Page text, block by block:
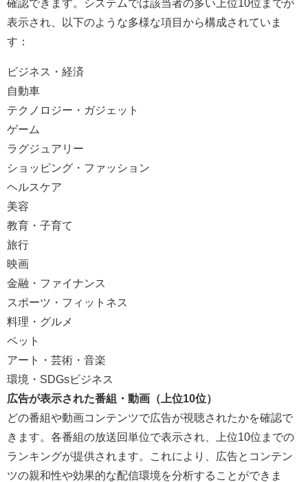
確認できます。システムでは該当者の多い上位10位までが
表示され、以下のような多様な項目から構成されていま
す：
ビジネス・経済
自動車
テクノロジー・ガジェット
ゲーム
ラグジュアリー
ショッピング・ファッション
ヘルスケア
美容
教育・子育て
旅行
映画
金融・ファイナンス
スポーツ・フィットネス
料理・グルメ
ペット
アート・芸術・音楽
環境・SDGsビジネス
広告が表示された番組・動画（上位10位）
どの番組や動画コンテンツで広告が視聴されたかを確認で
きます。各番組の放送回単位で表示され、上位10位までの
ランキングが提供されます。これにより、広告とコンテン
ツの親和性や効果的な配信環境を分析することができま